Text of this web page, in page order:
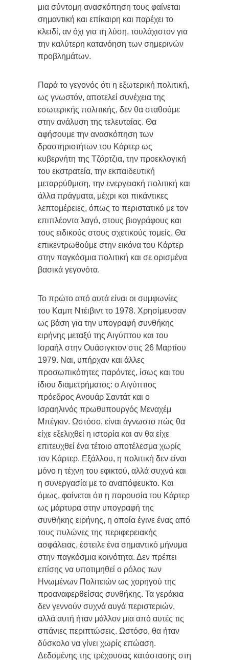
μια σύντομη ανασκόπηση τους φαίνεται
σημαντική και επίκαιρη και παρέχει το
κλειδί, αν όχι για τη λύση, τουλάχιστον για
την καλύτερη κατανόηση των σημερινών
προβλημάτων.
Παρά το γεγονός ότι η εξωτερική πολιτική,
ως γνωστόν, αποτελεί συνέχεια της
εσωτερικής πολιτικής, δεν θα σταθούμε
στην ανάλυση της τελευταίας. Θα
αφήσουμε την ανασκόπηση των
δραστηριοτήτων του Κάρτερ ως
κυβερνήτη της Τζόρτζια, την προεκλογική
του εκστρατεία, την εκπαιδευτική
μεταρρύθμιση, την ενεργειακή πολιτική και
άλλα πράγματα, μέχρι και πικάντικες
λεπτομέρειες, όπως το περιστατικό με τον
επιπλέοντα λαγό, στους βιογράφους και
τους ειδικούς στους σχετικούς τομείς. Θα
επικεντρωθούμε στην εικόνα του Κάρτερ
στην παγκόσμια πολιτική και σε ορισμένα
βασικά γεγονότα.
Το πρώτο από αυτά είναι οι συμφωνίες
του Καμπ Ντέιβιντ το 1978. Χρησίμευσαν
ως βάση για την υπογραφή συνθήκης
ειρήνης μεταξύ της Αιγύπτου και του
Ισραήλ στην Ουάσιγκτον στις 26 Μαρτίου
1979. Ναι, υπήρχαν και άλλες
προσωπικότητες παρόντες, ίσως και του
ίδιου διαμετρήματος: ο Αιγύπτιος
πρόεδρος Ανουάρ Σαντάτ και ο
Ισραηλινός πρωθυπουργός Μεναχέμ
Μπέγκιν. Ωστόσο, είναι άγνωστο πώς θα
είχε εξελιχθεί η ιστορία και αν θα είχε
επιτευχθεί ένα τέτοιο αποτέλεσμα χωρίς
τον Κάρτερ. Εξάλλου, η πολιτική δεν είναι
μόνο η τέχνη του εφικτού, αλλά συχνά και
η συνεργασία με το αναπόφευκτο. Και
όμως, φαίνεται ότι η παρουσία του Κάρτερ
ως μάρτυρα στην υπογραφή της
συνθήκης ειρήνης, η οποία έγινε ένας από
τους πυλώνες της περιφερειακής
ασφάλειας, έστειλε ένα σημαντικό μήνυμα
στην παγκόσμια κοινότητα. Δεν πρέπει
επίσης να υποτιμηθεί ο ρόλος των
Ηνωμένων Πολιτειών ως χορηγού της
προαναφερθείσας συνθήκης. Τα γεράκια
δεν γεννούν συχνά αυγά περιστεριών,
αλλά αυτή ήταν μάλλον μια από αυτές τις
σπάνιες περιπτώσεις. Ωστόσο, θα ήταν
δύσκολο να γίνει χωρίς επώαση.
Δεδομένης της τρέχουσας κατάστασης στη